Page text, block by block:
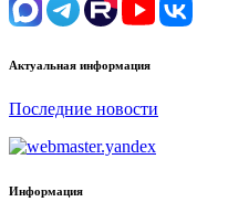
Актуальная информация
Последние новости
Информация